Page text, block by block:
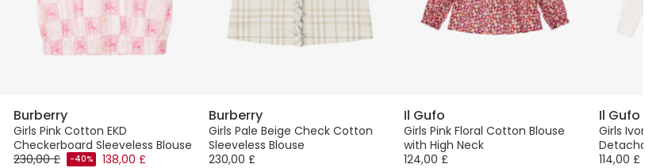
Burberry
Girls Pink Cotton EKD
Checkerboard Sleeveless Blouse
230,00 £
-40% 138,00 £
Burberry
Girls Pale Beige Check Cotton
Sleeveless Blouse
230,00 £
Il Gufo
Girls Pink Floral Cotton Blouse
with High Neck
124,00 £
Il Gufo
Girls Ivory
114,00 £